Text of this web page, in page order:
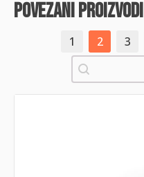
povezani proizvodi
1 2 3
Pretraži